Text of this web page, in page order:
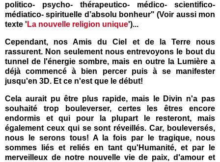
politico- psycho- thérapeutico- médico- scientifico-
médiatico- spirituelle d’absolu bonheur" (Voir aussi mon
texte ' La nouvelle religion unique')...
Cependant, nos Amis du Ciel et de la Terre nous
rassurent. Non seulement nous entrevoyons le bout du
tunnel de l'énergie sombre, mais en outre la Lumière a
déjà commencé à bien percer puis à se manifester
jusqu'en 3D. Et ce n'est que le début!
Cela aurait pu être plus rapide, mais le Divin n'a pas
souhaité trop bouleverser, certes les êtres encore
endormis et qui pour la plupart le resteront, mais
également ceux qui se sont réveillés. Car, bouleversés,
nous le serons tous! A la fois par le tragique, nous
sommes liés et reliés en tant qu'Humanité, et par le
merveilleux de notre nouvelle vie de paix, d'amour et